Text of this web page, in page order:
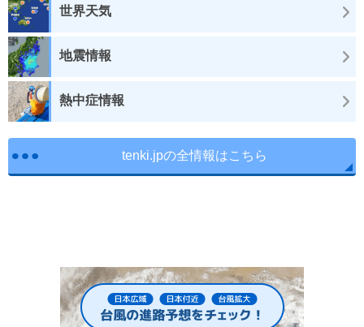
世界天気
地震情報
熱中症情報
tenki.jpの全情報はこちら